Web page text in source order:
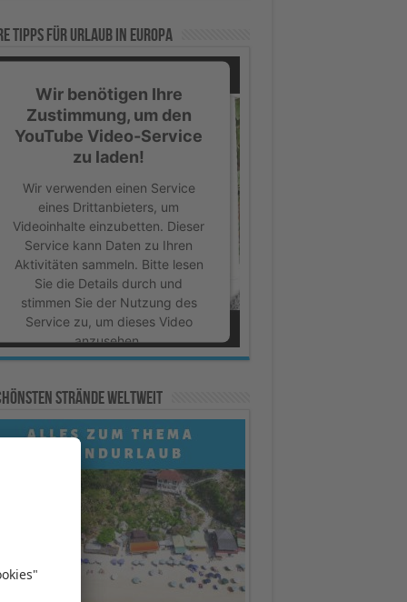
Tipps für Urlaub in Europa
Wir benötigen Ihre
Zustimmung, um den
YouTube Video-Service
zu laden!
Wir verwenden einen Service
eines Drittanbieters, um
Videoinhalte einzubetten. Dieser
Service kann Daten zu Ihren
Aktivitäten sammeln. Bitte lesen
Sie die Details durch und
stimmen Sie der Nutzung des
Service zu, um dieses Video
anzusehen.
Mehr Informationen
Akzeptieren
powered byUsercentrics
Consent Management Platform
Strände weltweit